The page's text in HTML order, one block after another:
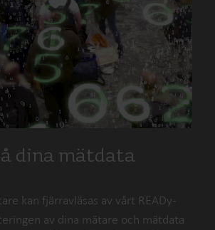
dina mätdata
kan fjärravläsas av vårt READy-
av dina mätare och mätdata